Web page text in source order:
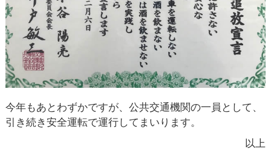
今年もあとわずかですが、公共交通機関の一員として、
引き続き安全運転で運行してまいります。
以上